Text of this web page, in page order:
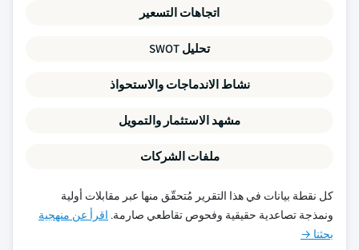
اتجاهات التسعير
تحليل SWOT
نشاط الاندماجات والاستحواذ
مشهد الاستثمار والتمويل
ملفات الشركات
كل نقطة بيانات في هذا التقرير مُتحقّق منها عبر مقابلات أولية
ونمذجة تصاعدية حقيقية وفحوص تقاطعي صارمة. اقرأ عن منهجية
بحثنا →